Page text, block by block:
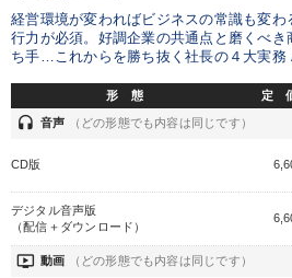
経営環境が変わればビジネスの常識も変
行力が必須。好調企業の共通点と磨くべ
ち手…これからを勝ち抜く社長の４大実務
形 態 定
headset 音声 （どの形態でも内容は同じです）
CD版
デジタル音声版
（配信＋ダウンロード）
ondemand_video 動画 （どの形態でも内容は同じです）